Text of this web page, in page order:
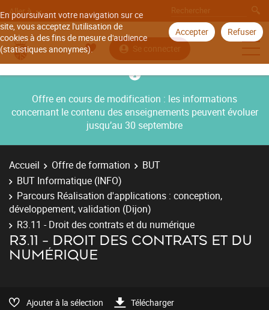
En poursuivant votre navigation sur ce
site, vous acceptez l'utilisation de
cookies à des fins de mesure d'audience
(statistiques anonymes).
Accepter Refuser
Aller à
Se connecter
Offre en cours de modification : les informations
concernant le contenu des enseignements peuvent évoluer
jusqu’au 30 septembre
Accueil Offre de formation
BUT
BUT Informatique (INFO)
Parcours Réalisation d'applications : conception,
développement, validation (Dijon)
R3.11 - Droit des contrats et du numérique
R3.11 - DROIT DES CONTRATS ET DU
NUMÉRIQUE
Ajouter à la sélection Télécharger